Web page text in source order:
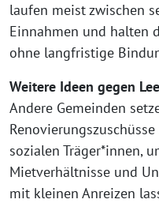
laufen meist zwischen
Einnahmen und halten
ohne langfristige
Weitere Ideen gegen
Andere Gemeinden
sozialen Träger*innen,
Mietverhältnisse und
mit kleinen Anreizen